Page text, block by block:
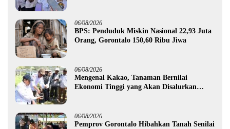
06/08/2026
BPS: Penduduk Miskin Nasional 22,93 Juta
Orang, Gorontalo 150,60 Ribu Jiwa
06/08/2026
Mengenal Kakao, Tanaman Bernilai
Ekonomi Tinggi yang Akan Disalurkan
06/08/2026
Pemprov Gorontalo Hibahkan Tanah Senilai